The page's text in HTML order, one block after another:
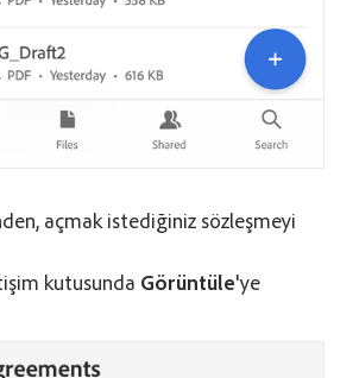
açmak istediğiniz sözleşmeyi
kutusunda Görüntüle'ye